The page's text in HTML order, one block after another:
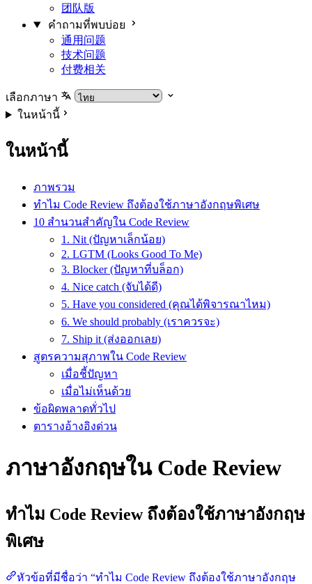
团队版
คำถามที่พบบ่อย
通用问题
技术问题
付费相关
เลือกภาษา
ในหน้านี้
ในหน้านี้
ภาพรวม
ทำไม Code Review ถึงต้องใช้ภาษาอังกฤษพิเศษ
10 สำนวนสำคัญใน Code Review
1. Nit (ปัญหาเล็กน้อย)
2. LGTM (Looks Good To Me)
3. Blocker (ปัญหาที่บล็อก)
4. Nice catch (จับได้ดี)
5. Have you considered (คุณได้พิจารณาไหม)
6. We should probably (เราควรจะ)
7. Ship it (ส่งออกเลย)
สูตรความสุภาพใน Code Review
เมื่อชี้ปัญหา
เมื่อไม่เห็นด้วย
ข้อผิดพลาดทั่วไป
ตารางอ้างอิงด่วน
ภาษาอังกฤษใน Code Review
ทำไม Code Review ถึงต้องใช้ภาษาอังกฤษ
พิเศษ
หัวข้อที่มีชื่อว่า “ทำไม Code Review ถึงต้องใช้ภาษาอังกฤษ